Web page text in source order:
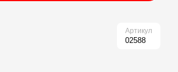
Артикул
02588